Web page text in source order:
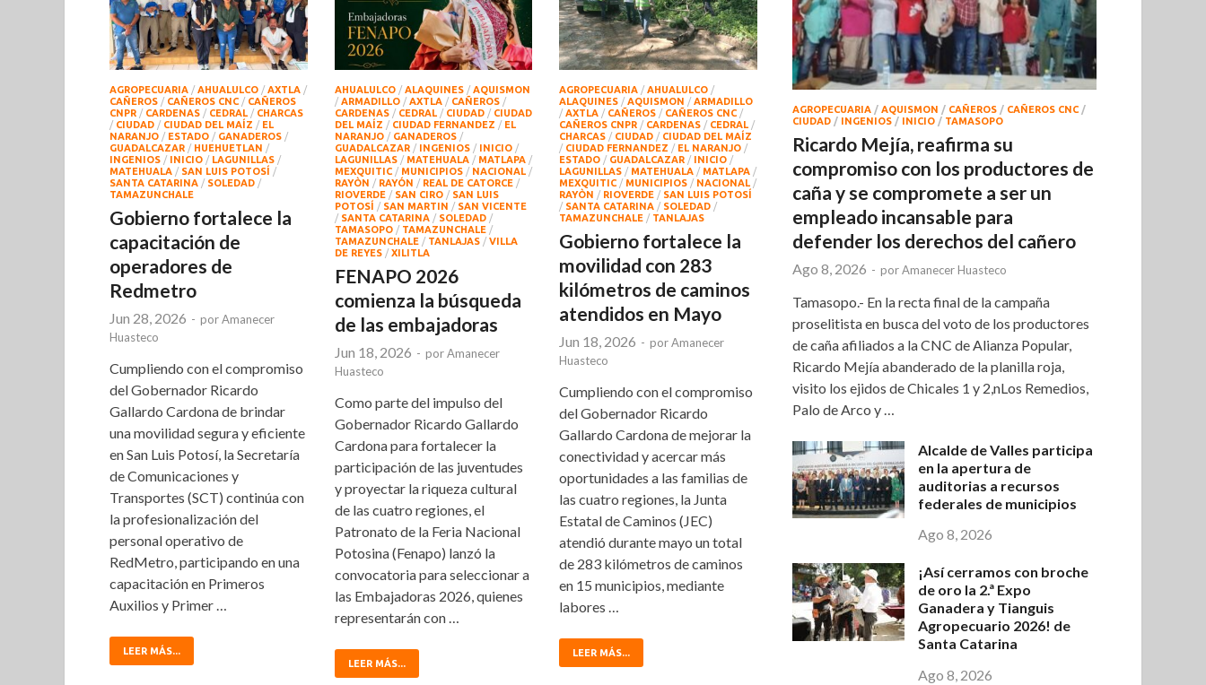
AGROPECUARIA / AHUALULCO / AXTLA /
CAÑEROS / CAÑEROS CNC / CAÑEROS
CNPR / CARDENAS / CEDRAL / CHARCAS
/ CIUDAD / CIUDAD DEL MAÍZ / EL
NARANJO / ESTADO / GANADEROS /
GUADALCAZAR / HUEHUETLAN /
INGENIOS / INICIO / LAGUNILLAS /
MATEHUALA / SAN LUIS POTOSÍ /
SANTA CATARINA / SOLEDAD /
TAMAZUNCHALE
Gobierno fortalece la
capacitación de
operadores de
Redmetro
Jun 28, 2026 - porAmanecer
Huasteco
Cumpliendo con el compromiso
del Gobernador Ricardo
Gallardo Cardona de brindar
una movilidad segura y eficiente
en San Luis Potosí, la Secretaría
de Comunicaciones y
Transportes (SCT) continúa con
la profesionalización del
personal operativo de
RedMetro, participando en una
capacitación en Primeros
Auxilios y Primer …
LEER MÁS...
AHUALULCO/ ALAQUINES/ AQUISMON
/ ARMADILLO/ AXTLA/ CAÑEROS/
CARDENAS/ CEDRAL/ CIUDAD/ CIUDAD
DEL MAÍZ / CIUDAD FERNANDEZ / EL
NARANJO/ GANADEROS/
GUADALCAZAR/ INGENIOS/ INICIO/
LAGUNILLAS/ MATEHUALA/ MATLAPA/
MEXQUITIC/ MUNICIPIOS/ NACIONAL/
RAYÒN / RAYÓN / REAL DE CATORCE/
RIOVERDE/ SAN CIRO/ SAN LUIS
POTOSÍ / SAN MARTIN / SAN VICENTE
/ SANTA CATARINA/ SOLEDAD/
TAMASOPO/ TAMAZUNCHALE/
TAMAZUNCHALE/ TANLAJAS/ VILLA
DE REYES/ XILITLA
FENAPO 2026
comienza la búsqueda
de las embajadoras
Jun 18, 2026 - porAmanecer
Huasteco
Como parte del impulso del
Gobernador Ricardo Gallardo
Cardona para fortalecer la
participación de las juventudes
y proyectar la riqueza cultural
de las cuatro regiones, el
Patronato de la Feria Nacional
Potosina (Fenapo) lanzó la
convocatoria para seleccionar a
las Embajadoras 2026, quienes
representarán con …
LEER MÁS...
AGROPECUARIA /AHUALULCO /
ALAQUINES /AQUISMON /ARMADILLO
/AXTLA / CAÑEROS / CAÑEROS CNC /
CAÑEROS CNPR / CARDENAS / CEDRAL /
CHARCAS / CIUDAD / CIUDAD DEL MAÍZ
/ CIUDAD FERNANDEZ / EL NARANJO /
ESTADO / GUADALCAZAR / INICIO /
LAGUNILLAS / MATEHUALA / MATLAPA /
MEXQUITIC / MUNICIPIOS / NACIONAL /
RAYÒN / RIOVERDE / SAN LUIS POTOSÍ
/ SANTA CATARINA / SOLEDAD /
TAMAZUNCHALE / TANLAJAS
Gobierno fortalece la
movilidad con 283
kilómetros de caminos
atendidos en Mayo
Jun 18, 2026 - porAmanecer
Huasteco
Cumpliendo con el compromiso
del Gobernador Ricardo
Gallardo Cardona de mejorar la
conectividad y acercar más
oportunidades a las familias de
las cuatro regiones, la Junta
Estatal de Caminos (JEC)
atendió durante mayo un total
de 283 kilómetros de caminos
en 15 municipios, mediante
labores …
LEER MÁS...
AGROPECUARIA /AQUISMON / CAÑEROS / CAÑEROS CNC /
CIUDAD / INGENIOS / INICIO / TAMASOPO
Ricardo Mejía, reafirma su
compromiso con los productores de
caña y se compromete a ser un
empleado incansable para
defender los derechos del cañero
Ago 8, 2026 - porAmanecer Huasteco
Tamasopo.- En la recta final de la campaña
proselitista en busca del voto de los productores
de caña afiliados a la CNC de Alianza Popular,
Ricardo Mejía abanderado de la planilla roja,
visito los ejidos de Chicales 1 y 2,nLos Remedios,
Palo de Arco y …
Alcalde de Valles participa
en la apertura de
auditorias a recursos
federales de municipios
Ago 8, 2026
¡Así cerramos con broche
de oro la 2.ª Expo
Ganadera y Tianguis
Agropecuario 2026! de
Santa Catarina
Ago 8, 2026